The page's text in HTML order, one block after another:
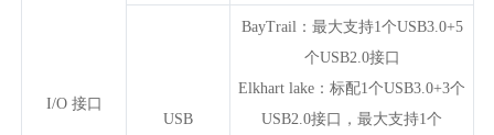
I/O 接口
USB
BayTrail：最大支持1个USB3.0+5
个USB2.0接口
Elkhart lake：标配1个USB3.0+3个
USB2.0接口，最大支持1个